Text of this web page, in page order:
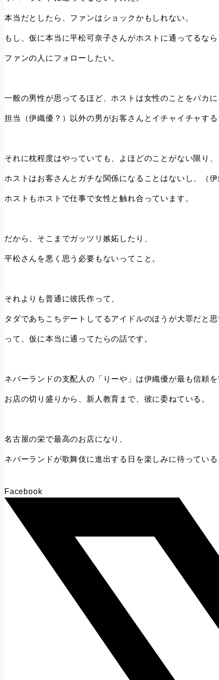
本当だとしたら、ファンはショックかもしれない。
もし、仮に本当に平松可奈子さんがホストに通ってるな
ファンの人にフォローしたい。
一般の男性が思ってるほど、ホストは女性のことをバカ
担当（伊織優？）以外の男がお客さんとイチャイチャす
それに枕程度はやっていても、よほどのことがない限り、
ホストはお客さんとガチな関係になることはないし、（
ホストもホストで仕事で女性と触れ合っています。
だから、そこまでガッツリ嫉妬したり、
平松さんを悪く思う必要もないってこと。
それよりも普通に彼氏作って、
タダであちこちデートしてるアイドルのほうが大罪だと
って、仮に本当に通ってたらの話です。
ネバーランドの支配人の「りーや」は伊織優が最も信頼
お店の切り盛りから、新人教育まで、彼に委ねている。
名古屋の栄で最高のお店になり、
ネバーランドが歌舞伎に進出する日を楽しみに待ってい
Facebook